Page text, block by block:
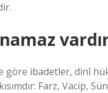
göre ibadetler, dinî
Farz, Vacip,